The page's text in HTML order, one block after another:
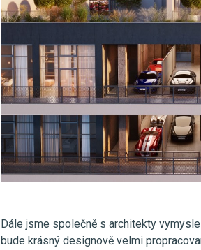
Dále jsme společně s architekty
bude krásný designově velmi